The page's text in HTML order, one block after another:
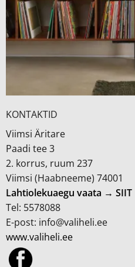
KONTAKTID
Viimsi Äritare
Paadi tee 3
2. korrus, ruum 237
Viimsi (Haabneeme) 74001
Lahtiolekuaegu vaata → SIIT
Tel: 5578088
E-post: info@valiheli.ee
www.valiheli.ee